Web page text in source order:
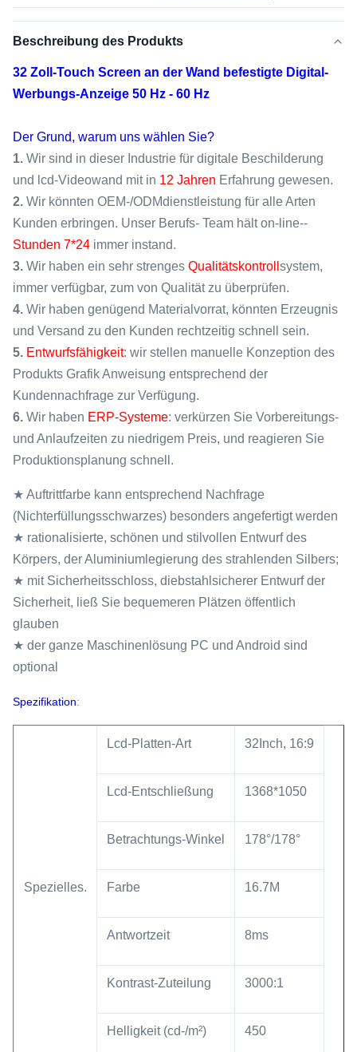
Beschreibung des Produkts
32 Zoll-Touch Screen an der Wand befestigte Digital-
Werbungs-Anzeige 50 Hz - 60 Hz
Der Grund, warum uns wählen Sie?
1. Wir sind in dieser Industrie für digitale Beschilderung
und lcd-Videowand mit in 12 Jahren Erfahrung gewesen.
2. Wir könnten OEM-/ODMdienstleistung für alle Arten
Kunden erbringen. Unser Berufs- Team hält on-line--
Stunden 7*24 immer instand.
3. Wir haben ein sehr strenges Qualitätskontroll system,
immer verfügbar, zum von Qualität zu überprüfen.
4. Wir haben genügend Materialvorrat, könnten Erzeugnis
und Versand zu den Kunden rechtzeitig schnell sein.
5. Entwurfsfähigkeit: wir stellen manuelle Konzeption des
Produkts Grafik Anweisung entsprechend der
Kundennachfrage zur Verfügung.
6. Wir haben ERP-Systeme: verkürzen Sie Vorbereitungs-
und Anlaufzeiten zu niedrigem Preis, und reagieren Sie
Produktionsplanung schnell.
★ Auftrittfarbe kann entsprechend Nachfrage
(Nichterfüllungsschwarzes) besonders angefertigt werden
★ rationalisierte, schönen und stilvollen Entwurf des
Körpers, der Aluminiumlegierung des strahlenden Silbers;
★ mit Sicherheitsschloss, diebstahlsicherer Entwurf der
Sicherheit, ließ Sie bequemeren Plätzen öffentlich
glauben
★ der ganze Maschinenlösung PC und Android sind
optional
Spezifikation:
Spezielles.
Lcd-Platten-Art 32Inch, 16:9
Lcd-Entschließung 1368*1050
Betrachtungs-Winkel 178°/178°
Farbe 16.7M
Antwortzeit 8ms
Kontrast-Zuteilung 3000:1
Helligkeit (cd-/m²) 450